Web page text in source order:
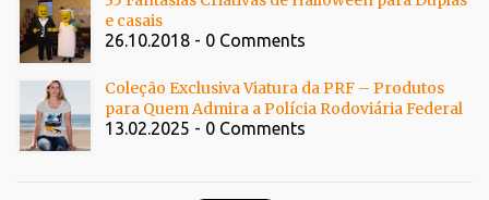
e casais
26.10.2018 - 0 Comments
Coleção Exclusiva Viatura da PRF – Produtos
para Quem Admira a Polícia Rodoviária Federal
13.02.2025 - 0 Comments